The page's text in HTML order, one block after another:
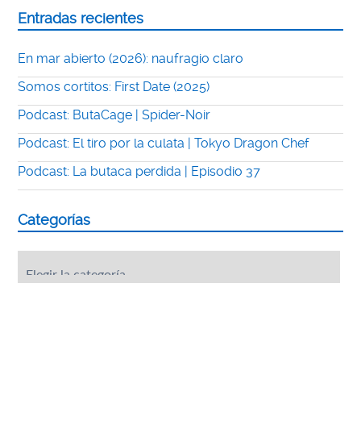
Entradas recientes
En mar abierto (2026): naufragio claro
Somos cortitos: First Date (2025)
Podcast: ButaCage | Spider-Noir
Podcast: El tiro por la culata | Tokyo Dragon Chef
Podcast: La butaca perdida | Episodio 37
Categorías